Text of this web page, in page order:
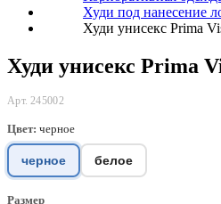
Худи под нанесение
Худи унисекс Prima
Худи унисекс Prima
Арт. 245002
Цвет: черное
черное белое
Размер